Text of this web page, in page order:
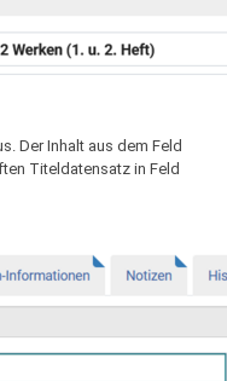
Der Inhalt aus dem Feld
Titeldatensatz in Feld